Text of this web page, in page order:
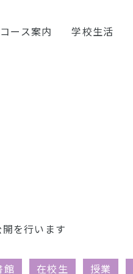
コース案内 学校生活
を行います
館 在校生 授業